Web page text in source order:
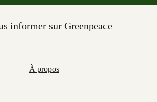
informer sur Greenpeace
À propos